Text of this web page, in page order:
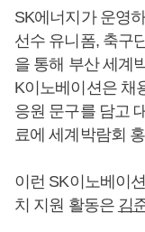
SK에너지가 운영
선수 유니폼, 축구
을 통해 부산 세계
K이노베이션은 채
응원 문구를 담고
료에 세계박람회
이런 SK이노베이
치 지원 활동은 김